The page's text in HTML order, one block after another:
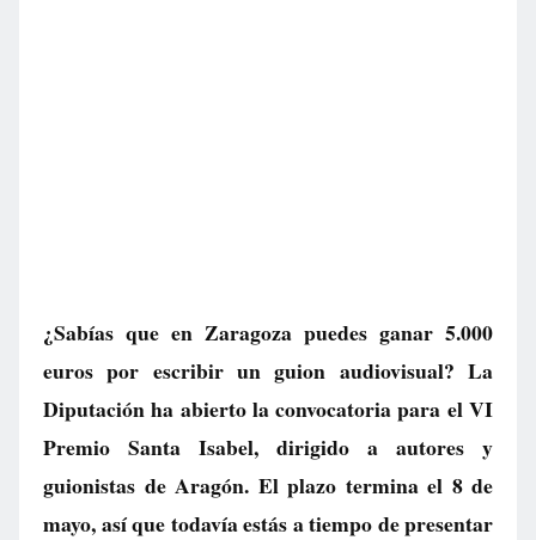
¿Sabías que en Zaragoza puedes ganar 5.000
euros por escribir un guion audiovisual? La
Diputación ha abierto la convocatoria para el VI
Premio Santa Isabel, dirigido a autores y
guionistas de Aragón. El plazo termina el 8 de
mayo, así que todavía estás a tiempo de presentar